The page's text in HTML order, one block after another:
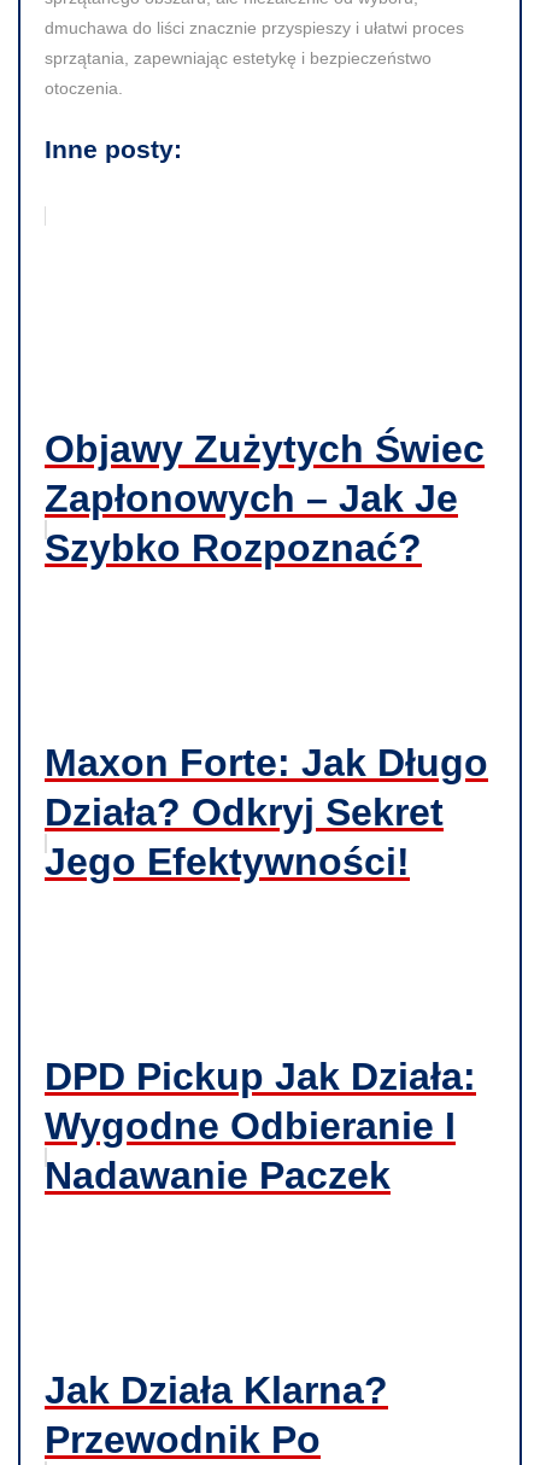
dmuchawa do liści znacznie przyspieszy i ułatwi proces
sprzątania, zapewniając estetykę i bezpieczeństwo
otoczenia.
Inne posty:
Objawy Zużytych Świec
Zapłonowych – Jak Je
Szybko Rozpoznać?
Maxon Forte: Jak Długo
Działa? Odkryj Sekret
Jego Efektywności!
DPD Pickup Jak Działa:
Wygodne Odbieranie I
Nadawanie Paczek
Jak Działa Klarna?
Przewodnik Po